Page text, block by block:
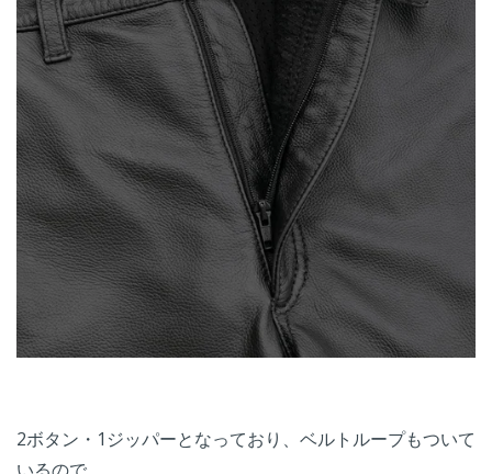
2ボタン・1ジッパーとなっており、ベルトループもついて